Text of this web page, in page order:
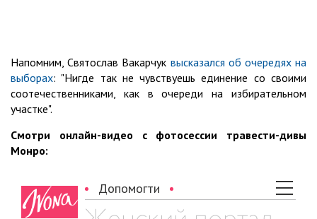
Напомним, Святослав Вакарчук высказался об очередях на
выборах: "Нигде так не чувствуешь единение со своими
соотечественниками, как в очереди на избирательном
участке".
Смотри онлайн-видео с фотосессии травести-дивы
Монро: